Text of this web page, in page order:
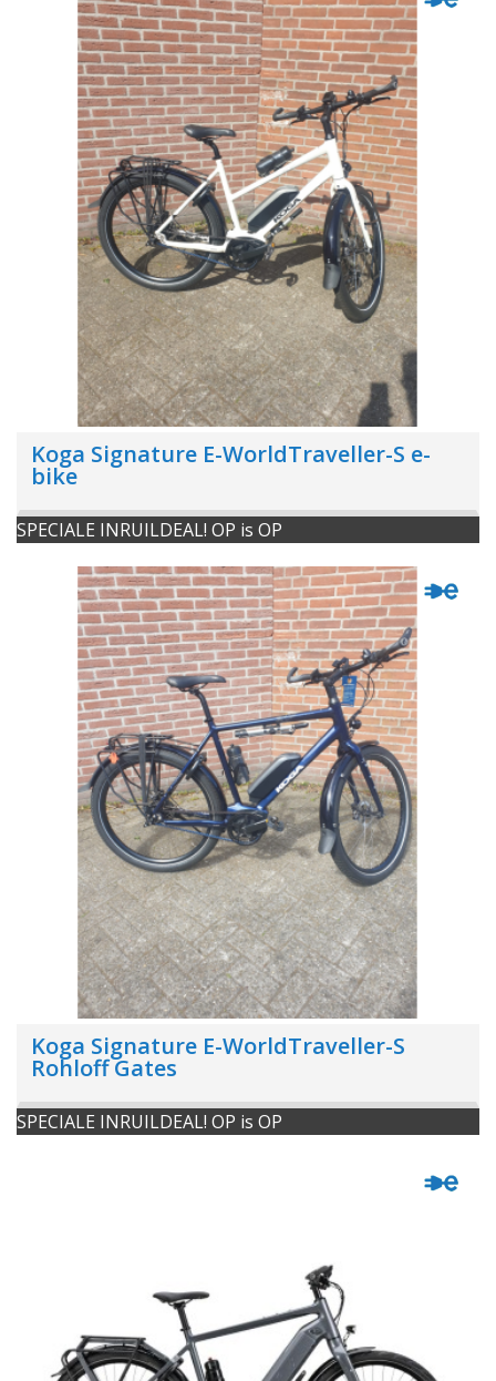
Koga Signature E-WorldTraveller-S e-
bike
SPECIALE INRUILDEAL! OP is OP
Koga Signature E-WorldTraveller-S
Rohloff Gates
SPECIALE INRUILDEAL! OP is OP